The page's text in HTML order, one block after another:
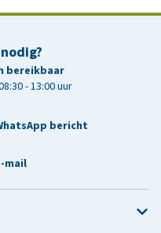
bereikbaar
- 13:00 uur
bericht
mail